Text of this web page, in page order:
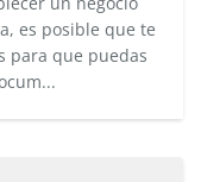
es posible que te
para que puedas